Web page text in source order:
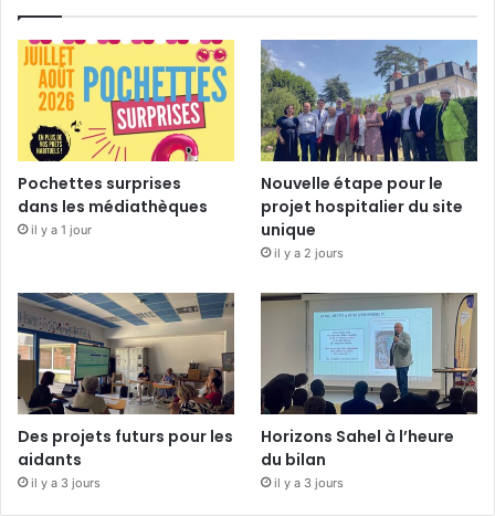
Pochettes surprises
dans les médiathèques
il y a 1 jour
Nouvelle étape pour le
projet hospitalier du site
unique
il y a 2 jours
Des projets futurs pour les
aidants
il y a 3 jours
Horizons Sahel à l’heure
du bilan
il y a 3 jours